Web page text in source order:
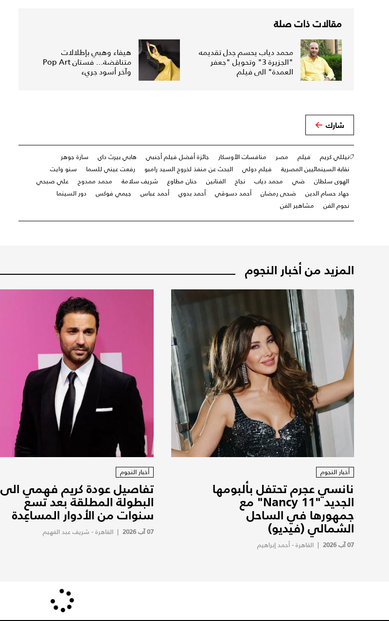
مقالات ذات صلة
محمد دياب يحسم جدل تقديمه
"الجزيرة 3" وتحويل "جعفر
العمدة" الى فيلم
هيفاء وهبي بإطلالات
متناقضة... فستان Pop Art
وآخر أسود جريء
شارك
نيللي كريم فيلم مصر منافسات الأوسكار جائزة أفضل فيلم أجنبي هابي بيرث داي
سارة جوهر
نقابة السينمائيين المصرية
فيلم دولي البحث عن منفذ لخروج السيد رامبو رفعت عيني للسما
سنو وايت
الهوى سلطان
ضي محمد دياب نجاح الفنانين حنان مطاوع شريف سلامة محمد ممدوح
علي صبحي
جهاد حسام الدين
ضحى رمضان أحمد دسوقي أحمد بدوي أحمد عباس جيمي فوكس
دور السينما
نجوم الفن
مشاهير الفن
المزيد من أخبار النجوم
أخبار النجوم
نانسي عجرم تحتفل بألبومها
الجديد "Nancy 11" مع
جمهورها في الساحل
الشمالي (فيديو)
07 آب 2026 | القاهرة - أحمد إبراهيم
أخبار النجوم
تفاصيل عودة كريم فهمي الى
البطولة المطلقة بعد تسع
سنوات من الأدوار المساعِدة
07 آب 2026 | القاهرة - شريف عبد الفهيم